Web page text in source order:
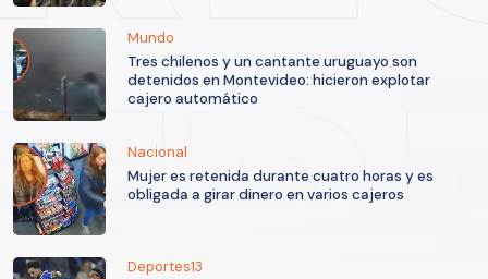
Mundo
Tres chilenos y un cantante uruguayo son
detenidos en Montevideo: hicieron explotar
cajero automático
Nacional
Mujer es retenida durante cuatro horas y es
obligada a girar dinero en varios cajeros
Deportes13